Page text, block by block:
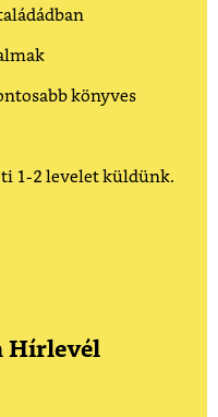
könyves
1-2 levelet küldünk.
Hírlevél